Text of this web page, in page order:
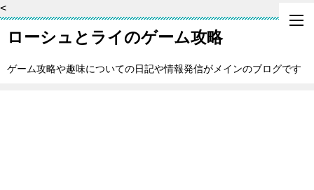
<
ローシュとライのゲーム攻略
ゲーム攻略や趣味についての日記や情報発信がメインのブログです